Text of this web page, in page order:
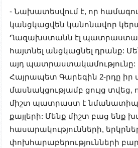
- Նախատեսվում է, որ
կանցկացվեն կանոնավոր
Ղազախստանն էլ
հայտնել անցկացնել դրանք:
այդ
Հայրապետ Գարեգին 2-րդը իր
մասնակցությամբ ցույց տվեց,
միշտ պատրաստ է նմանատիպ
քայլերի: Մենք միշտ բաց ենք
հասարակությունների,
փոխհարաբերությունների